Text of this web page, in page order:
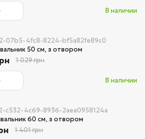
В наличии
07b5-4fc8-8224-bf5a82fe89c0
50 см, з отвором
В наличии
1 029 грн
c532-4c69-8936-2aea0958124a
60 см, з отвором
1 401 грн